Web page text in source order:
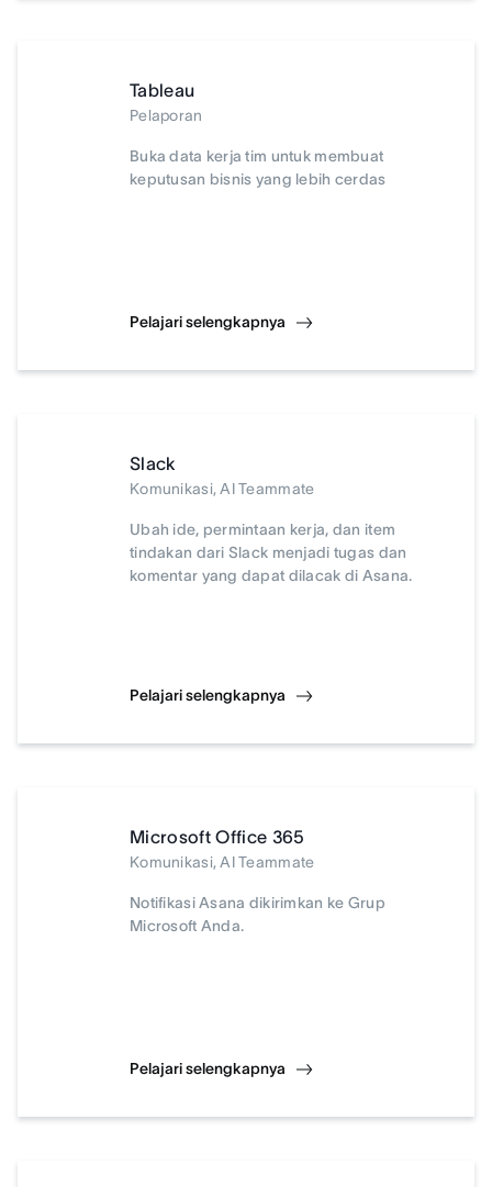
Tableau
Pelaporan
Buka data kerja tim untuk membuat
keputusan bisnis yang lebih cerdas
Pelajari selengkapnya
Slack
Komunikasi, AI Teammate
Ubah ide, permintaan kerja, dan item
tindakan dari Slack menjadi tugas dan
komentar yang dapat dilacak di Asana.
Pelajari selengkapnya
Microsoft Office 365
Komunikasi, AI Teammate
Notifikasi Asana dikirimkan ke Grup
Microsoft Anda.
Pelajari selengkapnya